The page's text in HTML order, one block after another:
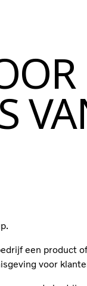
een product
voor